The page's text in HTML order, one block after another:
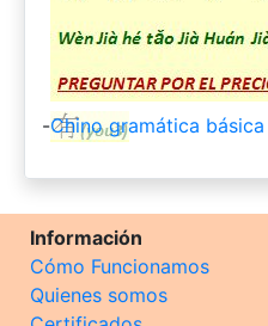
-Chino gramática básica
Información
Cómo Funcionamos
Quienes somos